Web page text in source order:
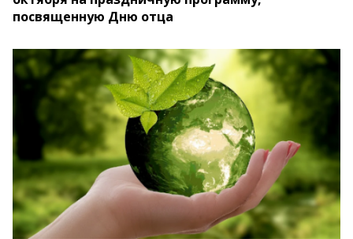
посвященную Дню отца